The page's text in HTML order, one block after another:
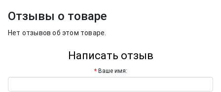
Отзывы о товаре
Нет отзывов об этом товаре.
Написать отзыв
Ваше имя: